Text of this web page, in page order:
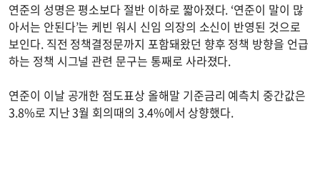
연준의 성명은 평소보다 절반 이하로 짧아졌다. ‘연준이 말이 많
아서는 안된다’는 케빈 워시 신임 의장의 소신이 반영된 것으로
보인다. 직전 정책결정문까지 포함돼왔던 향후 정책 방향을 언급
하는 정책 시그널 관련 문구는 통째로 사라졌다.
연준이 이날 공개한 점도표상 올해말 기준금리 예측치 중간값은
3.8%로 지난 3월 회의때의 3.4%에서 상향했다.